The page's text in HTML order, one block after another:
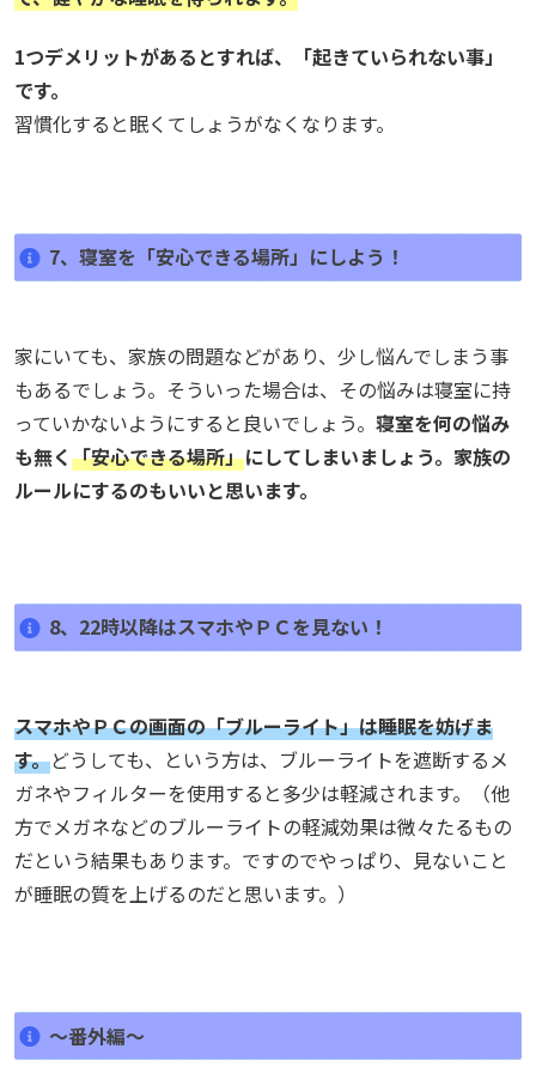
1つデメリットがあるとすれば、「起きていられない事」
です。
習慣化すると眠くてしょうがなくなります。
7、寝室を「安心できる場所」にしよう！
家にいても、家族の問題などがあり、少し悩んでしまう事
もあるでしょう。そういった場合は、その悩みは寝室に持
っていかないようにすると良いでしょう。 寝室を何の悩み
も無く「安心できる場所」にしてしまいましょう。家族の
ルールにするのもいいと思います。
8、22時以降はスマホやＰＣを見ない！
スマホやＰＣの画面の「ブルーライト」は睡眠を妨げま
す。どうしても、という方は、ブルーライトを遮断するメ
ガネやフィルターを使用すると多少は軽減されます。（他
方でメガネなどのブルーライトの軽減効果は微々たるもの
だという結果もあります。ですのでやっぱり、見ないこと
が睡眠の質を上げるのだと思います。）
～番外編～